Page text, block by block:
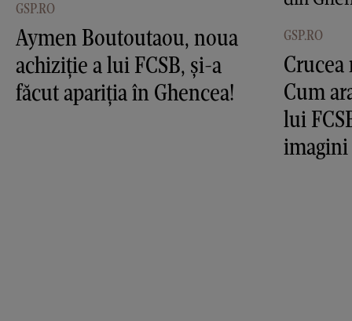
GSP.RO
Aymen Boutoutaou, noua
achiziție a lui FCSB, și-a
făcut apariția în Ghencea!
GSP.RO
Crucea
Cum
lui
imagini